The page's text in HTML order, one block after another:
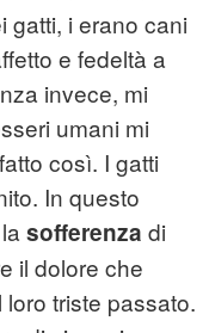
gatti, i erano cani
e fedeltà a
invece, mi
umani mi
così. I gatti
In questo
sofferenza di
il dolore che
triste passato.